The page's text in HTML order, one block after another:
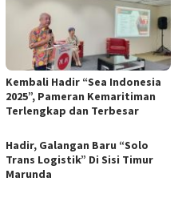
Kembali Hadir “Sea Indonesia
2025”, Pameran Kemaritiman
Terlengkap dan Terbesar
Hadir, Galangan Baru “Solo
Trans Logistik” Di Sisi Timur
Marunda